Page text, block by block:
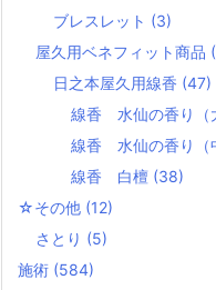
ブレスレット (3)
屋久用ベネフィット商品
日之本屋久用線香 (47)
線香 水仙の香り（
線香 水仙の香り（
線香 白檀 (38)
☆その他 (12)
さとり (5)
施術 (584)